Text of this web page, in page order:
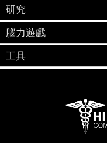
研究
腦力遊戲
工具